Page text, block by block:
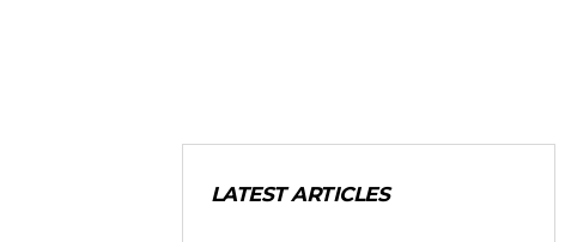
LATEST ARTICLES